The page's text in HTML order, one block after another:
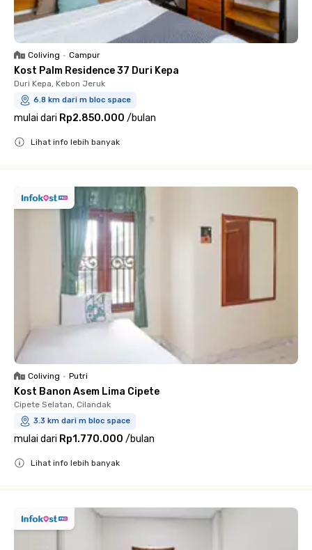
Coliving • Campur
Kost Palm Residence 37 Duri Kepa
Duri Kepa, Kebon Jeruk
6.8 km dari m bloc space
mulai dari Rp2.850.000 /bulan
Lihat info lebih banyak
Coliving • Putri
Kost Banon Asem Lima Cipete
Cipete Selatan, Cilandak
3.3 km dari m bloc space
mulai dari Rp1.770.000 /bulan
Lihat info lebih banyak